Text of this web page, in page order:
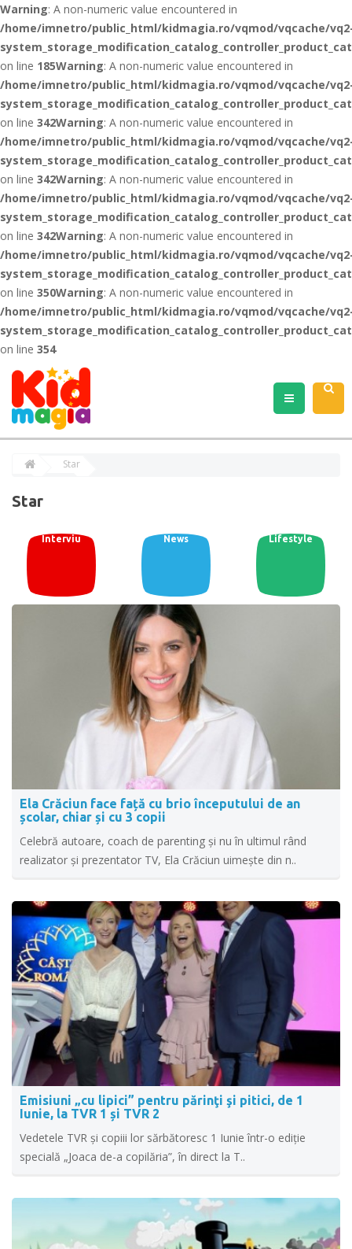
Warning: A non-numeric value encountered in
/home/imnetro/public_html/kidmagia.ro/vqmod/vqcache/
on line 185Warning: A non-numeric value encountered in
/home/imnetro/public_html/kidmagia.ro/vqmod/vqcache/
on line 342Warning: A non-numeric value encountered in
/home/imnetro/public_html/kidmagia.ro/vqmod/vqcache/
on line 342Warning: A non-numeric value encountered in
/home/imnetro/public_html/kidmagia.ro/vqmod/vqcache/
on line 342Warning: A non-numeric value encountered in
/home/imnetro/public_html/kidmagia.ro/vqmod/vqcache/
on line 350Warning: A non-numeric value encountered in
/home/imnetro/public_html/kidmagia.ro/vqmod/vqcache/
on line 354
Star
Star
Interviu News Lifestyle
Ela Crăciun face față cu brio începutului de an
școlar, chiar și cu 3 copii
Celebră autoare, coach de parenting și nu în ultimul rând
realizator și prezentator TV, Ela Crăciun uimește din n..
Emisiuni „cu lipici” pentru părinţi şi pitici, de 1
Iunie, la TVR 1 și TVR 2
Vedetele TVR şi copiii lor sărbătoresc 1 Iunie într-o ediţie
specială „Joaca de-a copilăria”, în direct la T..